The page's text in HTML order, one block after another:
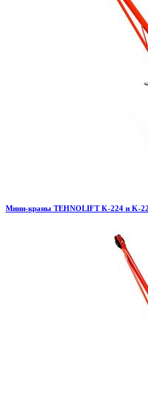
Мини-краны TEHNOLIFT K-224 и K-